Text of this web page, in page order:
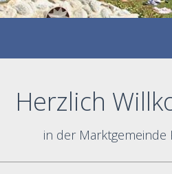
Herzlich
in der Marktgemeinde